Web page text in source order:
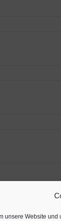
unsere Website